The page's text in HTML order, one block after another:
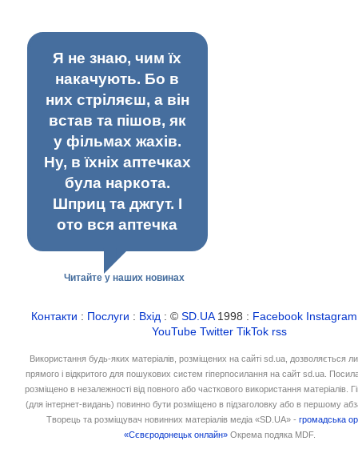
Я не знаю, чим їх
накачують. Бо в
них стріляєш, а він
встав та пішов, як
у фільмах жахів.
Ну, в їхніх аптечках
була наркота.
Шприц та джгут. І
ото вся аптечка
Читайте у наших новинах
Контакти : Послуги : Вхід : ©SD.UA1998 : Facebook Instagram
YouTube Twitter TikTok rss
Використання будь-яких матеріалів, розміщених на сайті sd.ua, дозволяється
прямого і відкритого для пошукових систем гіперпосилання на сайт sd.ua.
розміщено в незалежності від повного або часткового використання матеріалів.
(для інтернет-видань) повинно бути розміщено в підзаголовку або в першому
Творець та розміщувач новинних матеріалів медіа «SD.UA» -громадська
«Сєвєродонецьк онлайн» Окрема подяка MDF.